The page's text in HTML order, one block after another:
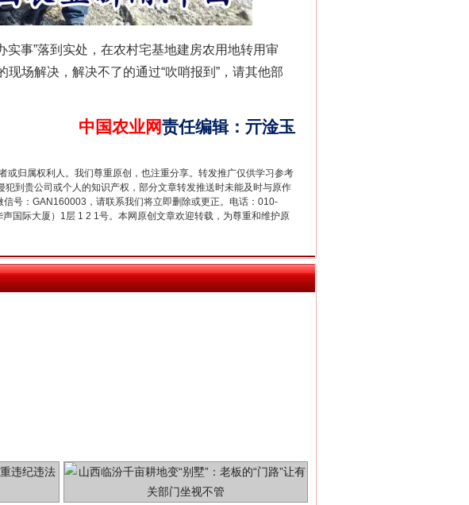
事”落到实处，在农村宅基地建房农用地转用审
场解决，解决不了的通过“吹哨报到”，请其他部
中国农业网责任编辑： 亓淦玉
或归属权利人。我们尊重原创，也注重分享。转发推广仅供学习参考
到贵公司或个人的知识产权，部分文章转发推送时未能及时与原作
号：GAN160003，请联系我们将立即删除或更正。电话：010-
国际大厦）1层 1 2 1号。本网原创文章欢迎转载，为尊重和维护原
新中国诞生的见证